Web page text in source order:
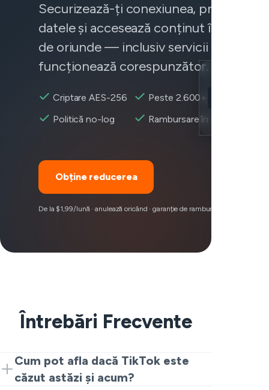
Securizează-ți conexiunea,
datele și accesează conținut în mod
de oriunde — inclusiv servicii care nu
funcționează corespunzător.
Criptare AES-256
Peste 2.600+ servere
Politică no-log
Rambursare în 30 zile
Obține reducerea
De la $1,99/lună · anulează oricând · garanție de rambursare 30 zile
Întrebări Frecvente
Cum pot afla dacă TikTok este
căzut astăzi și acum?